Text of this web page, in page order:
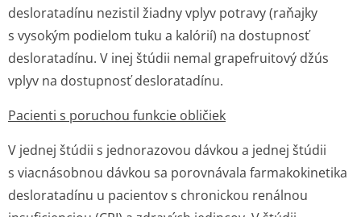
desloratadínu nezistil žiadny vplyv potravy (raňajky
s vysokým podielom tuku a kalórií) na dostupnosť
desloratadínu. V inej štúdii nemal grapefruitový džús
vplyv na dostupnosť desloratadínu.
Pacienti s poruchou funkcie obličiek
V jednej štúdii s jednorazovou dávkou a jednej štúdii
s viacnásobnou dávkou sa porovnávala farmakokinetika
desloratadínu u pacientov s chronickou renálnou